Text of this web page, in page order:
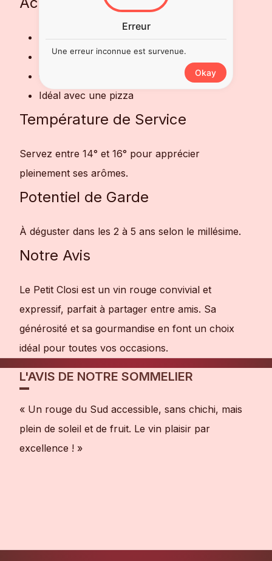
Idéal à l'apéritif
Accompagne parfaitement la charcuterie
Grillades et cuisine méditerranéenne
Idéal avec une pizza
Température de Service
Servez entre 14° et 16° pour apprécier
pleinement ses arômes.
Potentiel de Garde
À déguster dans les 2 à 5 ans selon le millésime.
Notre Avis
Le Petit Closi est un vin rouge convivial et
expressif, parfait à partager entre amis. Sa
générosité et sa gourmandise en font un choix
idéal pour toutes vos occasions.
L'AVIS DE NOTRE SOMMELIER
« Un rouge du Sud accessible, sans chichi, mais
plein de soleil et de fruit. Le vin plaisir par
excellence ! »
Erreur
Une erreur inconnue est survenue.
Okay